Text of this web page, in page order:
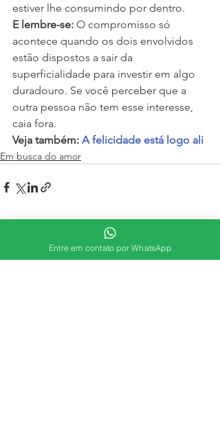
estiver lhe consumindo por dentro.
E lembre-se: O compromisso só
acontece quando os dois envolvidos
estão dispostos a sair da
superficialidade para investir em algo
duradouro. Se você perceber que a
outra pessoa não tem esse interesse,
caia fora.
Veja também: A felicidade está logo ali
Em busca do amor
Entre em contato por WhatsApp